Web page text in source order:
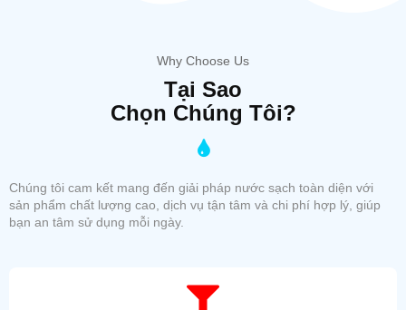
Why Choose Us
Tại Sao
Chọn Chúng Tôi?
Chúng tôi cam kết mang đến giải pháp nước sạch toàn diện với
sản phẩm chất lượng cao, dịch vụ tận tâm và chi phí hợp lý, giúp
bạn an tâm sử dụng mỗi ngày.